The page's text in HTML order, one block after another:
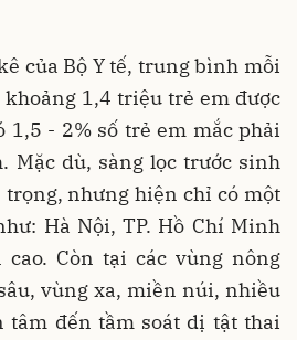
của Bộ Y tế, trung bình mỗi
1,4 triệu trẻ em được
1,5 - 2% số trẻ em mắc phải
Mặc dù, sàng lọc trước sinh
nhưng hiện chỉ có một
Hà Nội, TP. Hồ Chí Minh
Còn tại các vùng nông
vùng xa, miền núi, nhiều
tâm đến tầm soát dị tật thai